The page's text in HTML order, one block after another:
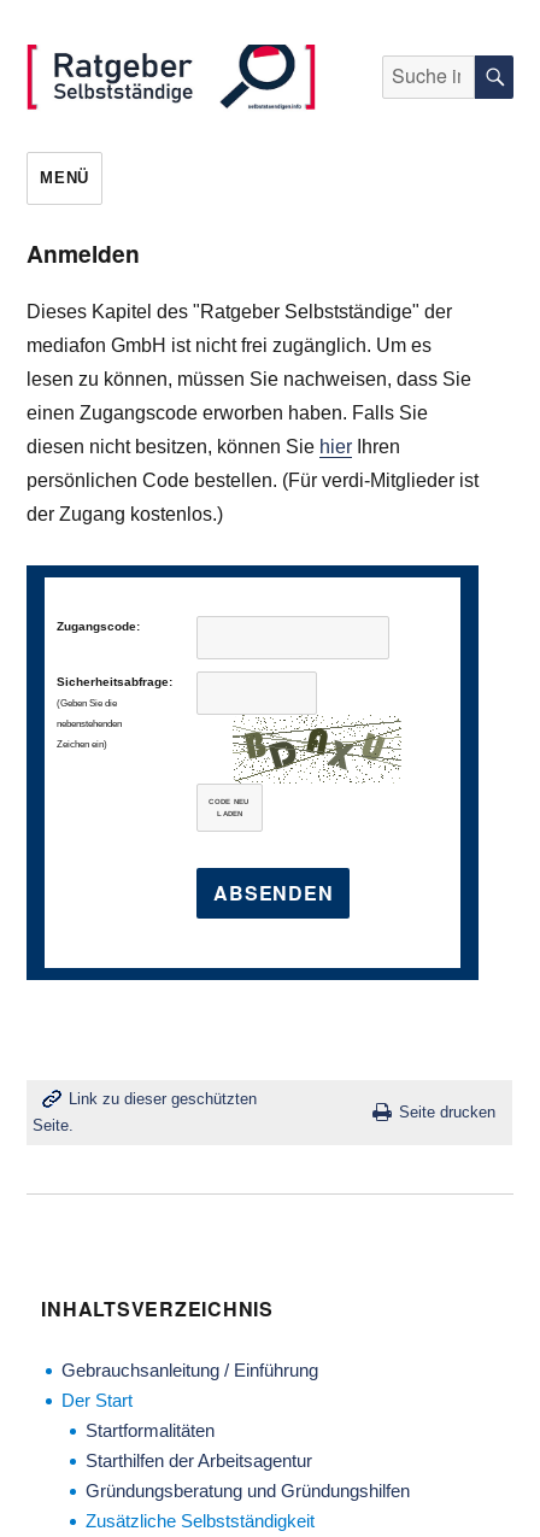
selbststaendigen.info
Suche
nach:
MENÜ
Anmelden
Dieses Kapitel des "Ratgeber Selbstständige" der
mediafon GmbH ist nicht frei zugänglich. Um es
lesen zu können, müssen Sie nachweisen, dass Sie
einen Zugangscode erworben haben. Falls Sie
diesen nicht besitzen, können Sie hier Ihren
persönlichen Code bestellen. (Für verdi-Mitglieder ist
der Zugang kostenlos.)
Zugangscode:
Sicherheitsabfrage:
(Geben Sie die
nebenstehenden
Zeichen ein)
CODE NEU
LADEN
Link zu dieser geschützten
Seite.
Seite drucken
INHALTSVERZEICHNIS
Gebrauchsanleitung / Einführung
Der Start
Startformalitäten
Starthilfen der Arbeitsagentur
Gründungsberatung und Gründungshilfen
Zusätzliche Selbstständigkeit